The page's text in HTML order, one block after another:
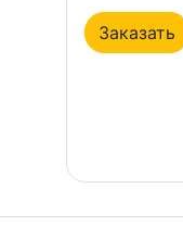
Заказать